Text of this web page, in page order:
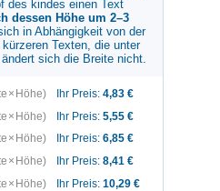
des kindes einen Text
dessen Höhe um 2–3
in Abhängigkeit von der
kürzeren Texten, die unter
sich die Breite nicht.
× Höhe) Ihr Preis: 4,83 €
× Höhe) Ihr Preis: 5,55 €
× Höhe) Ihr Preis: 6,85 €
× Höhe) Ihr Preis: 8,41 €
× Höhe) Ihr Preis: 10,29 €